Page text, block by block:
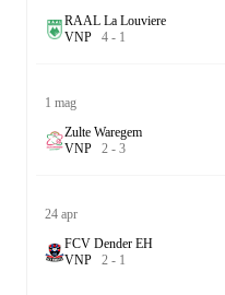
RAAL La Louviere
VNP 4 - 1
1 mag
Zulte Waregem
VNP 2 - 3
24 apr
FCV Dender EH
VNP 2 - 1